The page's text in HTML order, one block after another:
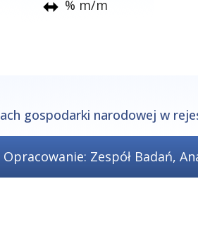
% m/m
gospodarki narodowej w
Opracowanie: Zespół Badań,